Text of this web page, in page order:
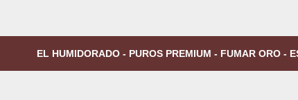
EL HUMIDORADO - PUROS PREMIUM - FUMAR ORO -